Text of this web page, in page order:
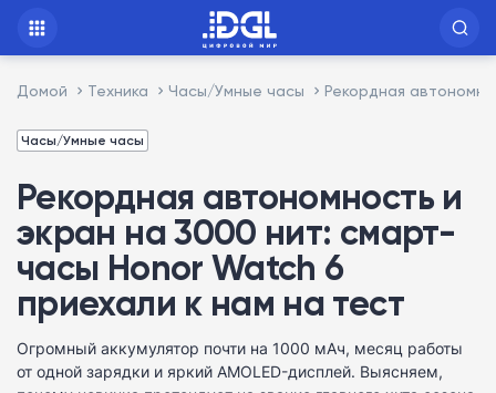
Домой Техника Часы/Умные часы Рекордная
Часы/Умные часы
Рекордная автономность и
экран на 3000 нит: смарт-
часы Honor Watch 6
приехали к нам на тест
Огромный аккумулятор почти на 1000 мАч, месяц работы
от одной зарядки и яркий AMOLED-дисплей. Выясняем,